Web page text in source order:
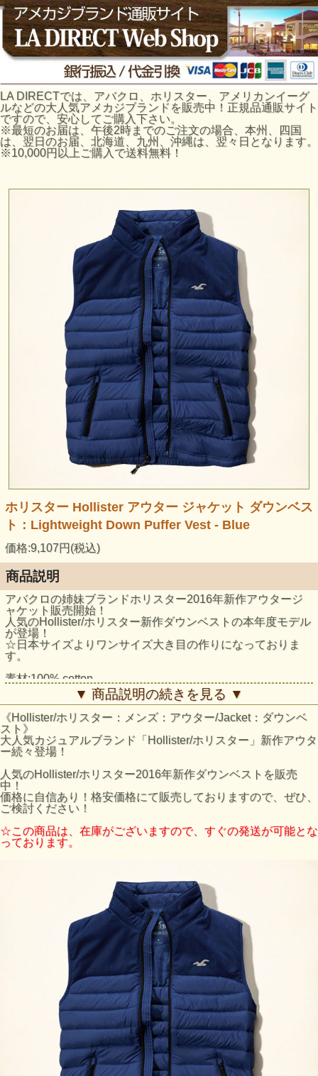
LA DIRECTでは、アバクロ、ホリスター、アメリカンイーグ
ルなどの大人気アメカジブランドを販売中！正規品通販サイト
ですので、安心してご購入下さい。
※最短のお届は、午後2時までのご注文の場合、本州、四国
は、翌日のお届、北海道、九州、沖縄は、翌々日となります。
※10,000円以上ご購入で送料無料！
ホリスター Hollister アウター ジャケット ダウンベス
ト：Lightweight Down Puffer Vest - Blue
価格:9,107円(税込)
商品説明
アバクロの姉妹ブランドホリスター2016年新作アウタージ
ャケット販売開始！
人気のHollister/ホリスター新作ダウンベストの本年度モデル
が登場！
☆日本サイズよりワンサイズ大き目の作りになっておりま
す。
素材:100% cotton
スタイル：Classic Fit
商品コード：332-328-0561-001
商品について:暖かいダウンキルト仕立て、左胸にアイコ
ン、フロントにジッパー付きポケット、フルジッパー留め、
肩にコントラストのテクスチャー。
Sサイズ：胸囲（cm） 91～96/腕（cm） 82～85
Mサイズ：胸囲（cm） 97～101/腕（cm） 86～87
Lサイズ：胸囲（cm） 102～1066/腕（cm） 89～90
XLサイズ：胸囲（cm） 107～116/腕（cm） 1 91～93
XXLサイズ：胸囲（cm） 112～1166/腕（cm） 94～95
ホリスターサイズ
日本サイズ
XLサイズ
※あくまで目安となりますのでご了承ください。
ホリスターTOPS商品全般と致しまて袖丈は長めのスタイル
になっております。
▼ 商品説明の続きを見る ▼
《Hollister/ホリスター：メンズ：アウター/Jacket：ダウンベ
スト》
大人気カジュアルブランド「Hollister/ホリスター」新作アウタ
ー続々登場！
人気のHollister/ホリスター2016年新作ダウンベストを販売
中！
価格に自信あり！格安価格にて販売しておりますので、ぜひ、
ご検討ください！
☆この商品は、在庫がございますので、すぐの発送が可能とな
っております。